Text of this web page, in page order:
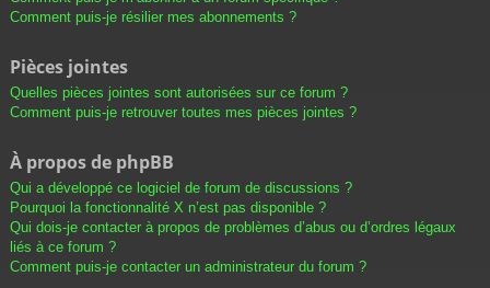
Comment puis-je résilier mes abonnements ?
Pièces jointes
Quelles pièces jointes sont autorisées sur ce forum ?
Comment puis-je retrouver toutes mes pièces jointes ?
À propos de phpBB
Qui a développé ce logiciel de forum de discussions ?
Pourquoi la fonctionnalité X n’est pas disponible ?
Qui dois-je contacter à propos de problèmes d’abus ou d’ordres légaux
liés à ce forum ?
Comment puis-je contacter un administrateur du forum ?